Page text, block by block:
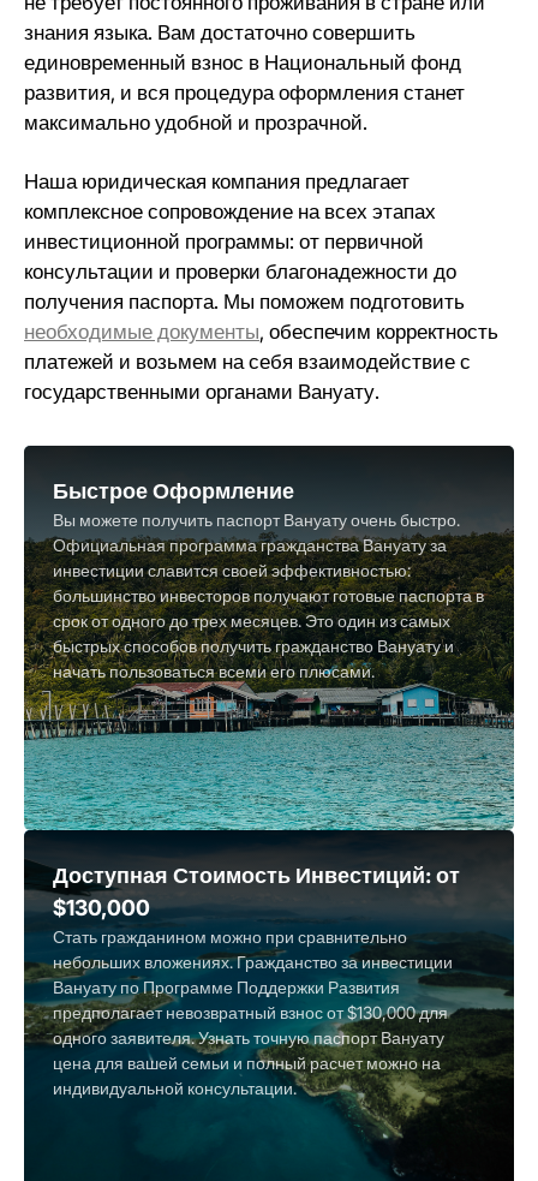
знания языка. Вам достаточно совершить
единовременный взнос в Национальный фонд
развития, и вся процедура оформления станет
максимально удобной и прозрачной.
Наша юридическая компания предлагает
комплексное сопровождение на всех этапах
инвестиционной программы: от первичной
консультации и проверки благонадежности до
получения паспорта. Мы поможем подготовить
необходимые документы, обеспечим корректность
платежей и возьмем на себя взаимодействие с
государственными органами Вануату.
Быстрое Оформление
Вы можете получить паспорт Вануату очень быстро.
Официальная программа гражданства Вануату за
инвестиции славится своей эффективностью:
большинство инвесторов получают готовые паспорта в
срок от одного до трех месяцев. Это один из самых
быстрых способов получить гражданство Вануату и
начать пользоваться всеми его плюсами.
Доступная Стоимость Инвестиций: от
$130,000
Стать гражданином можно при сравнительно
небольших вложениях. Гражданство за инвестиции
Вануату по Программе Поддержки Развития
предполагает невозвратный взнос от $130,000 для
одного заявителя. Узнать точную паспорт Вануату
цена для вашей семьи и полный расчет можно на
индивидуальной консультации.